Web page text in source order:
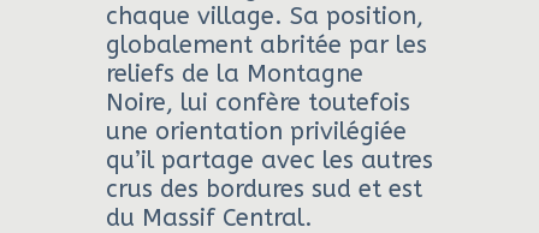
chaque village. Sa position,
globalement abritée par les
reliefs de la Montagne
Noire, lui confère toutefois
une orientation privilégiée
qu’il partage avec les autres
crus des bordures sud et est
du Massif Central.